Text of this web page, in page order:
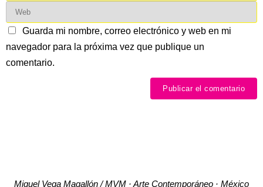
Guarda mi nombre, correo electrónico y web en mi
navegador para la próxima vez que publique un
comentario.
Miguel Vega Magallón / MVM · Arte Contemporáneo · México